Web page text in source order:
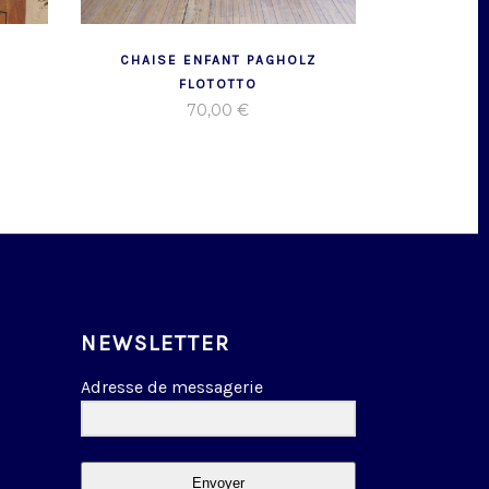
CHAISE ENFANT PAGHOLZ
FLOTOTTO
70,00€
NEWSLETTER
Adresse de messagerie
Envoyer